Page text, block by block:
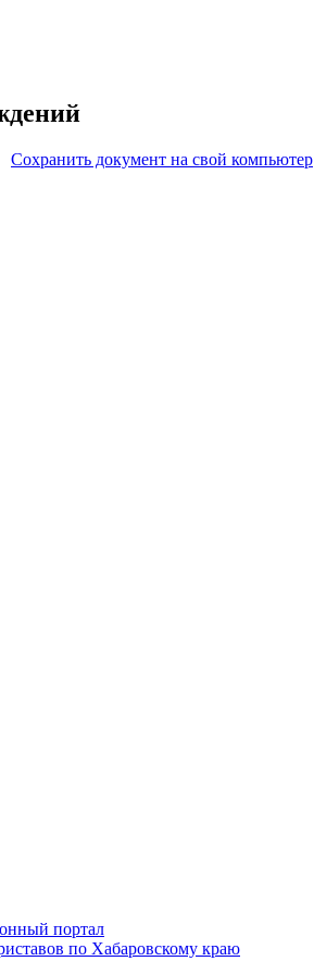
Сохранить документ на свой компьютер